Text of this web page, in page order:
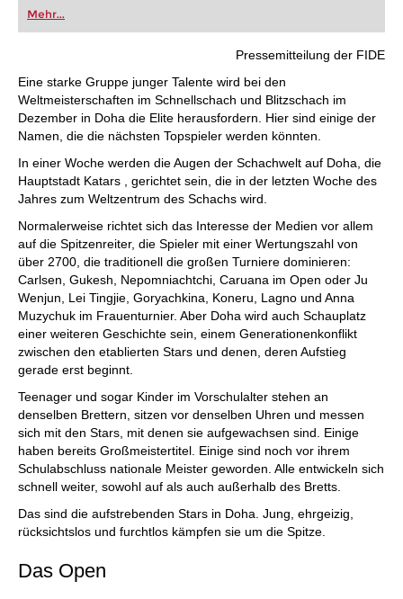
oder bereits auf Turnierniveau spielen: Mit
FRITZ trainieren Sie effizienter, intelligenter und
individueller als je zuvor.
Mehr...
Pressemitteilung der FIDE
Eine starke Gruppe junger Talente wird bei den
Weltmeisterschaften im Schnellschach und Blitzschach im
Dezember in Doha die Elite herausfordern. Hier sind einige der
Namen, die die nächsten Topspieler werden könnten.
In einer Woche werden die Augen der Schachwelt auf Doha, die
Hauptstadt Katars , gerichtet sein, die in der letzten Woche des
Jahres zum Weltzentrum des Schachs wird.
Normalerweise richtet sich das Interesse der Medien vor allem
auf die Spitzenreiter, die Spieler mit einer Wertungszahl von
über 2700, die traditionell die großen Turniere dominieren:
Carlsen, Gukesh, Nepomniachtchi, Caruana im Open oder Ju
Wenjun, Lei Tingjie, Goryachkina, Koneru, Lagno und Anna
Muzychuk im Frauenturnier. Aber Doha wird auch Schauplatz
einer weiteren Geschichte sein, einem Generationenkonflikt
zwischen den etablierten Stars und denen, deren Aufstieg
gerade erst beginnt.
Teenager und sogar Kinder im Vorschulalter stehen an
denselben Brettern, sitzen vor denselben Uhren und messen
sich mit den Stars, mit denen sie aufgewachsen sind. Einige
haben bereits Großmeistertitel. Einige sind noch vor ihrem
Schulabschluss nationale Meister geworden. Alle entwickeln sich
schnell weiter, sowohl auf als auch außerhalb des Bretts.
Das sind die aufstrebenden Stars in Doha. Jung, ehrgeizig,
rücksichtslos und furchtlos kämpfen sie um die Spitze.
Das Open